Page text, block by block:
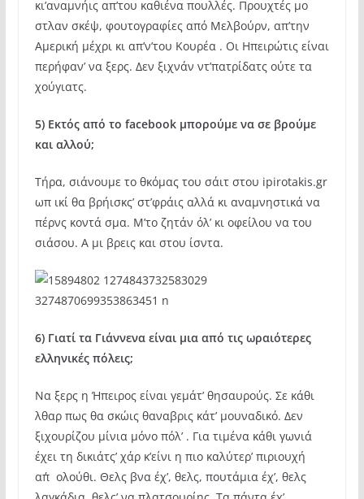
κι’αναμνήις απ’του καθιένα πουλλές. Προυχτές μο
στλαν σκέψ, φουτογραφίες από Μελβούρν, απ’την
Αμερική μέχρι κι απ’ν’του Κουρέα . Οι Ηπειρώτις είναι
περήφαν’ να ξερς. Δεν ξιχνάν ντ’πατρίδατς ούτε τα
χούγιατς.
5) Εκτός από το facebook μπορούμε να σε βρούμε
και αλλού;
Τήρα, σιάνουμε το θκόμας του σάιτ στου ipirotakis.gr
ωπ ικί θα βρήισκς’ στ’φράις αλλά κι αναμνηστικά να
πέρνς κοντά σμα. Μ’το ζητάν όλ’ κι οφείλου να του
σιάσου. Α μι βρεις και στου ίσντα.
6) Γιατί τα Γιάννενα είναι μια από τις ωραιότερες
ελληνικές πόλεις;
Να ξερς η Ήπειρος είναι γεμάτ’ θησαυρούς. Σε κάθι
λθαρ πως θα σκώις θαναβρις κάτ’ μουναδικό. Δεν
ξιχουρίζου μίνια μόνο πόλ’ . Για τιμένα κάθι γωνιά
έχει τη δικιάτς’ χάρ κ’είνι η πιο καλύτερ’ πιριουχή
απ΄ολούθι. Θελς βνα έχ’, θελς, πουτάμια έχ’, θελς